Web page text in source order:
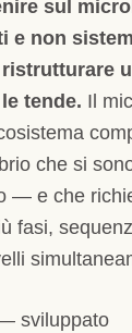
sul
e non
tende. Il
che si
— e che
fasi,
sviluppato